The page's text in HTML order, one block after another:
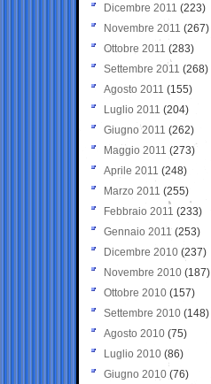
Dicembre 2011 (223)
Novembre 2011 (267)
Ottobre 2011 (283)
Settembre 2011 (268)
Agosto 2011 (155)
Luglio 2011 (204)
Giugno 2011 (262)
Maggio 2011 (273)
Aprile 2011 (248)
Marzo 2011 (255)
Febbraio 2011 (233)
Gennaio 2011 (253)
Dicembre 2010 (237)
Novembre 2010 (187)
Ottobre 2010 (157)
Settembre 2010 (148)
Agosto 2010 (75)
Luglio 2010 (86)
Giugno 2010 (76)